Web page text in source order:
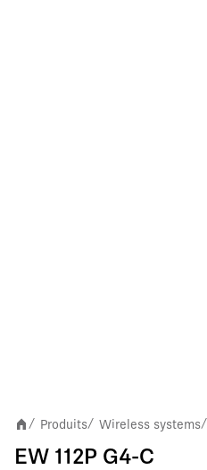
/ Produits/ Wireless systems/
EW 112P G4-C